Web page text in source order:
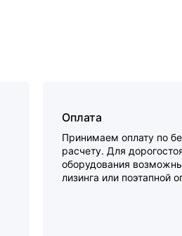
Оплата
Принимаем оплату по
расчету. Для
оборудования
лизинга или поэтапной